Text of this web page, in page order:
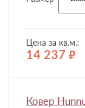
Цена за кв.м.:
14 237 руб.
Ковер